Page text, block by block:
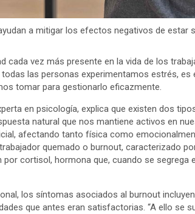
a mitigar los efectos negativos de estar
cada vez más presente en la vida de los
las personas experimentamos estrés,
tomar para gestionarlo eficazmente.
en psicología, explica que existen dos
natural que nos mantiene activos en
afectando tanto física como
quemado o burnout, caracterizado
por cortisol, hormona que, cuando se segrega
los síntomas asociados al burnout
que antes eran satisfactorias. “A ello se